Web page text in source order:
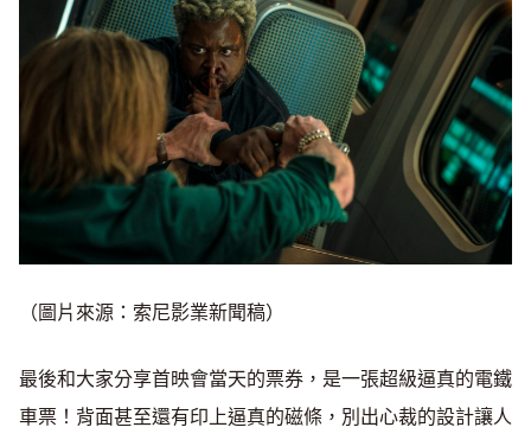
（圖片來源：索尼影業新聞稿）
最後和大家分享首映會當天的票券，是一張超級逼真的電鐵
車票！背面甚至還有印上逼真的磁條，別出心裁的設計讓人